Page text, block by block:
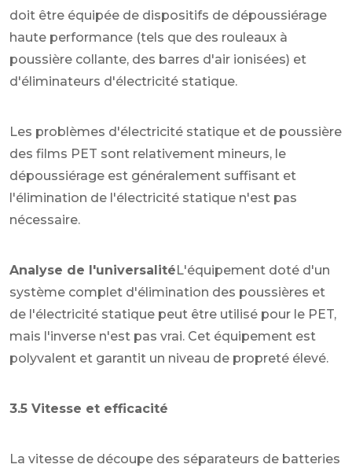
doit être équipée de dispositifs de dépoussiérage
haute performance (tels que des rouleaux à
poussière collante, des barres d'air ionisées) et
d'éliminateurs d'électricité statique.
Les problèmes d'électricité statique et de poussière
des films PET sont relativement mineurs, le
dépoussiérage est généralement suffisant et
l'élimination de l'électricité statique n'est pas
nécessaire.
Analyse de l'universalitéL'équipement doté d'un
système complet d'élimination des poussières et
de l'électricité statique peut être utilisé pour le PET,
mais l'inverse n'est pas vrai. Cet équipement est
polyvalent et garantit un niveau de propreté élevé.
3.5 Vitesse et efficacité
La vitesse de découpe des séparateurs de batteries